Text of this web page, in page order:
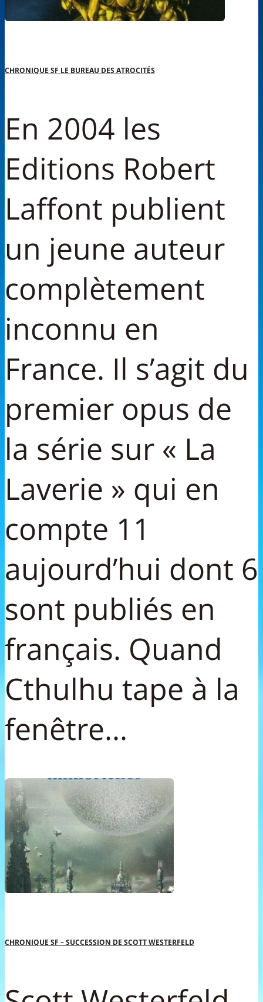
CHRONIQUE SF LE BUREAU DES ATROCITÉS
En 2004 les
Editions Robert
Laffont publient
un jeune auteur
complètement
inconnu en
France. Il s’agit du
premier opus de
la série sur « La
Laverie » qui en
compte 11
aujourd’hui dont 6
sont publiés en
français. Quand
Cthulhu tape à la
fenêtre...
CHRONIQUE SF – SUCCESSION DE SCOTT WESTERFELD